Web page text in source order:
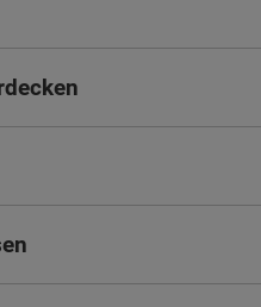
möchten Sie